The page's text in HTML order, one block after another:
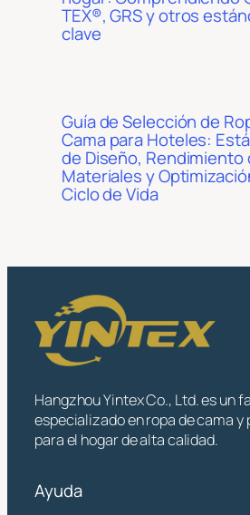
TEX®, GRS y otros
clave
Guía de Selección de
Cama para Hoteles:
de Diseño, Rendimiento
Materiales y
Ciclo de Vida
Hangzhou Yintex Co., Ltd. es un
especializado en ropa de cama
para el hogar de alta calidad.
Ayuda